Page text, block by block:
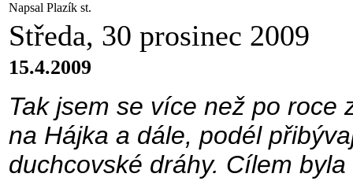
Napsal Plazík st.
Středa, 30 prosinec 2009
15.4.2009
Tak jsem se více než po roce
na Hájka a dále, podél
duchcovské dráhy. Cílem